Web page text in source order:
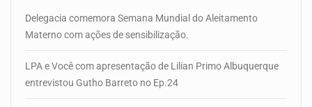
Delegacia comemora Semana Mundial do Aleitamento
Materno com ações de sensibilização.
LPA e Você com apresentação de Lilian Primo Albuquerque
entrevistou Gutho Barreto no Ep.24